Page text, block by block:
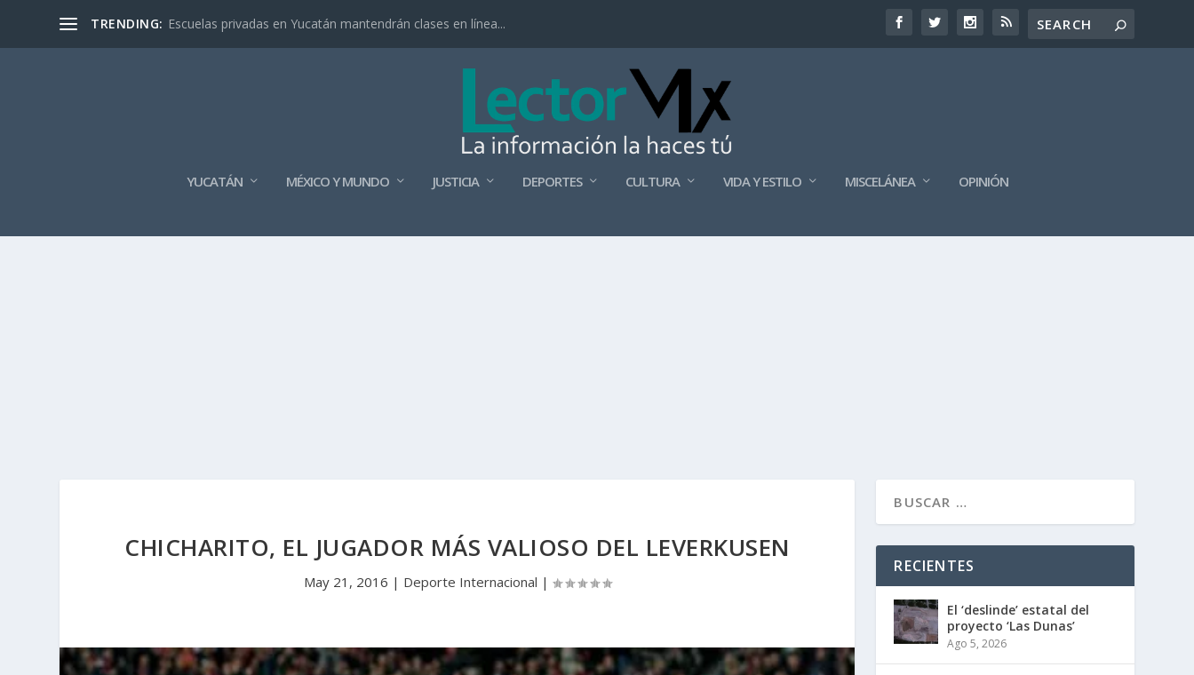
TRENDING: Escuelas privadas en Yucatán mantendrán clases en línea...
YUCATÁN MÉXICO Y MUNDO JUSTICIA DEPORTES CULTURA VIDA Y ESTILO MISCELÁNEA OPINIÓN
CHICHARITO, EL JUGADOR MÁS VALIOSO DEL LEVERKUSEN
May 21, 2016 | Deporte Internacional |
RECIENTES
El ‘deslinde’ estatal del
proyecto ‘Las Dunas’
Ago 5, 2026